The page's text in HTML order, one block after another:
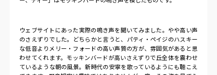
ウェブサイトにあった実際の鳴き声を聞いてみました。やや高い声
のさえずりでした。どちらかと言うと、パティ・ペイジのハスキー
な低音よりメリー・フォードの高い声質の方が、雰囲気があると思
わせてくれます。モッキンバードが高いさえずりで丘全体を震わせ
ているような朝の風景。新時代の安寧を歌っているようにも聴こえ